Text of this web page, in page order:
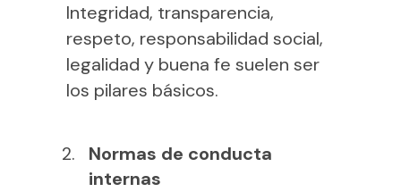
Integridad, transparencia,
respeto, responsabilidad social,
legalidad y buena fe suelen ser
los pilares básicos.
Normas de conducta
internas